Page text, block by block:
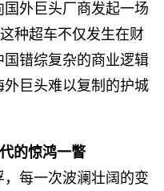
外巨头厂商发起一场
种超车不仅发生在财
错综复杂的商业逻辑
巨头难以复制的护城
的惊鸿一瞥
每一次波澜壮阔的变